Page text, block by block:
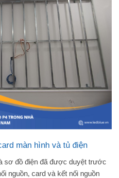
màn hình và tủ điện
sơ đồ điện đã được duyệt trước
nguồn, card và kết nối nguồn